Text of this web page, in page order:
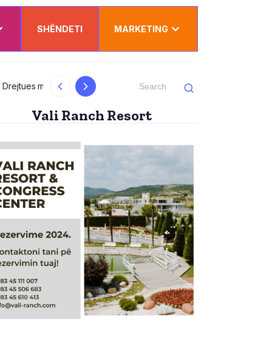
SHËNDETI MARKETING
Kurti uron Dua Lipën për “Sunny Hill”:
Vali Ranch Resort